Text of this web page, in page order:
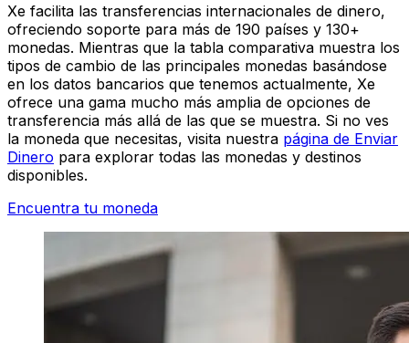
Xe facilita las transferencias internacionales de dinero,
ofreciendo soporte para más de 190 países y 130+
monedas. Mientras que la tabla comparativa muestra los
tipos de cambio de las principales monedas basándose
en los datos bancarios que tenemos actualmente, Xe
ofrece una gama mucho más amplia de opciones de
transferencia más allá de las que se muestra. Si no ves
la moneda que necesitas, visita nuestra página de Enviar
Dinero para explorar todas las monedas y destinos
disponibles.
Encuentra tu moneda